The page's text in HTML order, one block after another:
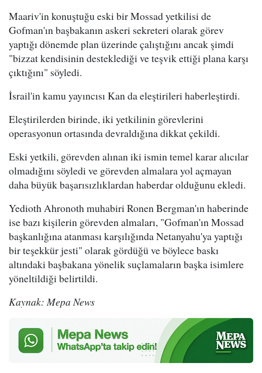
Maariv'in konuştuğu eski bir Mossad yetkilisi de
Gofman'ın başbakanın askeri sekreteri olarak görev
yaptığı dönemde plan üzerinde çalıştığını ancak şimdi
"bizzat kendisinin desteklediği ve teşvik ettiği plana karşı
çıktığını" söyledi.
İsrail'in kamu yayıncısı Kan da eleştirileri haberleştirdi.
Eleştirilerden birinde, iki yetkilinin görevlerini
operasyonun ortasında devraldığına dikkat çekildi.
Eski yetkili, görevden alınan iki ismin temel karar alıcılar
olmadığını söyledi ve görevden almalara yol açmayan
daha büyük başarısızlıklardan haberdar olduğunu ekledi.
Yedioth Ahronoth muhabiri Ronen Bergman'ın haberinde
ise bazı kişilerin görevden almaları, "Gofman'ın Mossad
başkanlığına atanması karşılığında Netanyahu'ya yaptığı
bir teşekkür jesti" olarak gördüğü ve böylece baskı
altındaki başbakana yönelik suçlamaların başka isimlere
yöneltildiği belirtildi.
Kaynak: Mepa News